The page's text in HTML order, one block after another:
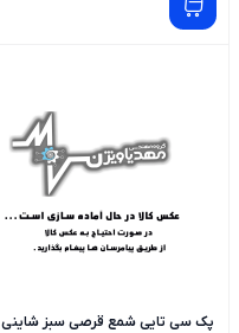
پک سی تایی شمع قرصی سبز شاینی